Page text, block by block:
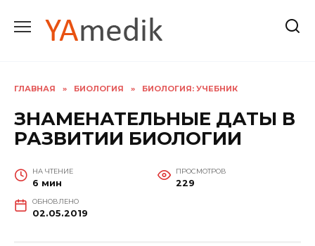
содержанию
ГЛАВНАЯ » БИОЛОГИЯ » БИОЛОГИЯ: УЧЕБНИК
ЗНАМЕНАТЕЛЬНЫЕ ДАТЫ В
РАЗВИТИИ БИОЛОГИИ
НА ЧТЕНИЕ
6 мин
ПРОСМОТРОВ
229
ОБНОВЛЕНО
02.05.2019